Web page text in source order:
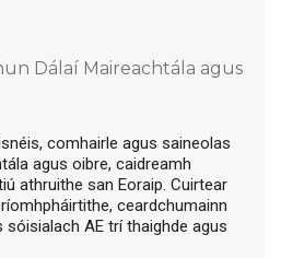
Dálaí Maireachtála agus
comhairle agus saineolas
agus oibre, caidreamh
athruithe san Eoraip. Cuirtear
ceardchumainn
AE trí thaighde agus